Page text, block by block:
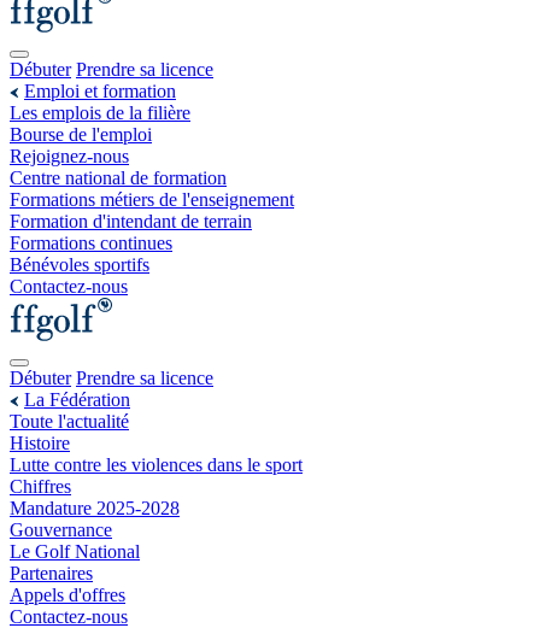
Débuter Prendre sa licence
Emploi et formation
Les emplois de la filière
Bourse de l'emploi
Rejoignez-nous
Centre national de formation
Formations métiers de l'enseignement
Formation d'intendant de terrain
Formations continues
Bénévoles sportifs
Contactez-nous
Débuter Prendre sa licence
La Fédération
Toute l'actualité
Histoire
Lutte contre les violences dans le sport
Chiffres
Mandature 2025-2028
Gouvernance
Le Golf National
Partenaires
Appels d'offres
Contactez-nous